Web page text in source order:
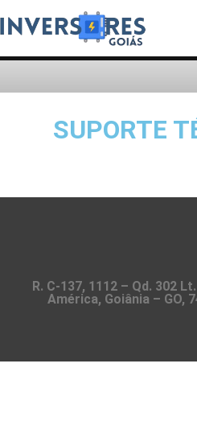
SUPORTE
R. C-137, 1112 – Qd. 302
América, Goiânia – GO,